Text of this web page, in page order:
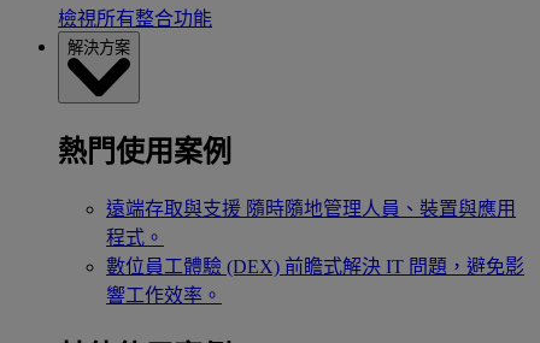
檢視所有整合功能
解決方案
熱門使用案例
遠端存取與支援 隨時隨地管理人員、裝置與應用
程式。
數位員工體驗 (DEX) 前瞻式解決 IT 問題，避免影
響工作效率。